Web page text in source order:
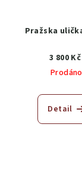
Pražska
3 800 Kč
Prodáno
Detail